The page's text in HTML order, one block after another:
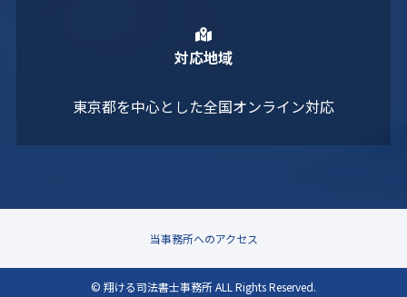
対応地域
東京都を中心とした全国オンライン対応
当事務所へのアクセス
© 翔ける司法書士事務所 ALL Rights Reserved.